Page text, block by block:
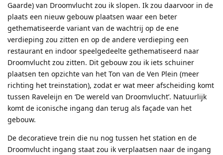
Gaarde) van Droomvlucht zou ik slopen. Ik zou daarvoor in de
plaats een nieuw gebouw plaatsen waar een beter
gethematiseerde variant van de wachtrij op de ene
verdieping zou zitten en op de andere verdieping een
restaurant en indoor speelgedeelte gethematiseerd naar
Droomvlucht zou zitten. Dit gebouw zou ik iets schuiner
plaatsen ten opzichte van het Ton van de Ven Plein (meer
richting het treinstation), zodat er wat meer afscheiding komt
tussen Raveleijn en ‘De wereld van Droomvlucht’. Natuurlijk
komt de iconische ingang dan terug als façade van het
gebouw.
De decoratieve trein die nu nog tussen het station en de
Droomvlucht ingang staat zou ik verplaatsen naar de ingang